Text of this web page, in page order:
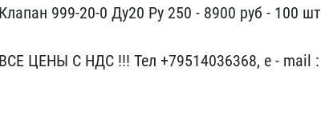
Кл​апан 999-20-0 Ду20 Ру 25​0 - 8900 руб - 100 шт
В​СЕ ЦЕНЫ С НДС !!! Тел +​79514036368, e - mail :​